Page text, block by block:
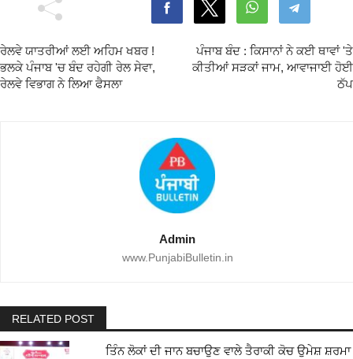
ਰੇਲਵੇ ਯਾਤਰੀਆਂ ਲਈ ਅਹਿਮ ਖਬਰ !
ਭਲਕੇ ਪੰਜਾਬ 'ਚ ਬੰਦ ਰਹੇਗੀ ਰੇਲ ਸੇਵਾ,
ਰੇਲਵੇ ਵਿਭਾਗ ਨੇ ਲਿਆ ਫੈਸਲਾ
ਪੰਜਾਬ ਬੰਦ : ਕਿਸਾਨਾਂ ਨੇ ਕਈ ਥਾਵਾਂ 'ਤੇ
ਕੀਤੀਆਂ ਸੜਕਾਂ ਜਾਮ, ਆਵਾਜਾਈ ਹੋਈ
ਠੱਪ
Admin
www.PunjabiBulletin.in
RELATED POST
ਤਿੰਨ ਲੋਕਾਂ ਦੀ ਜਾਨ ਬਚਾਉਣ ਵਾਲੇ ਤੈਰਾਕੀ ਕੋਚ ਉਮੇਸ਼ ਸ਼ਰਮਾ